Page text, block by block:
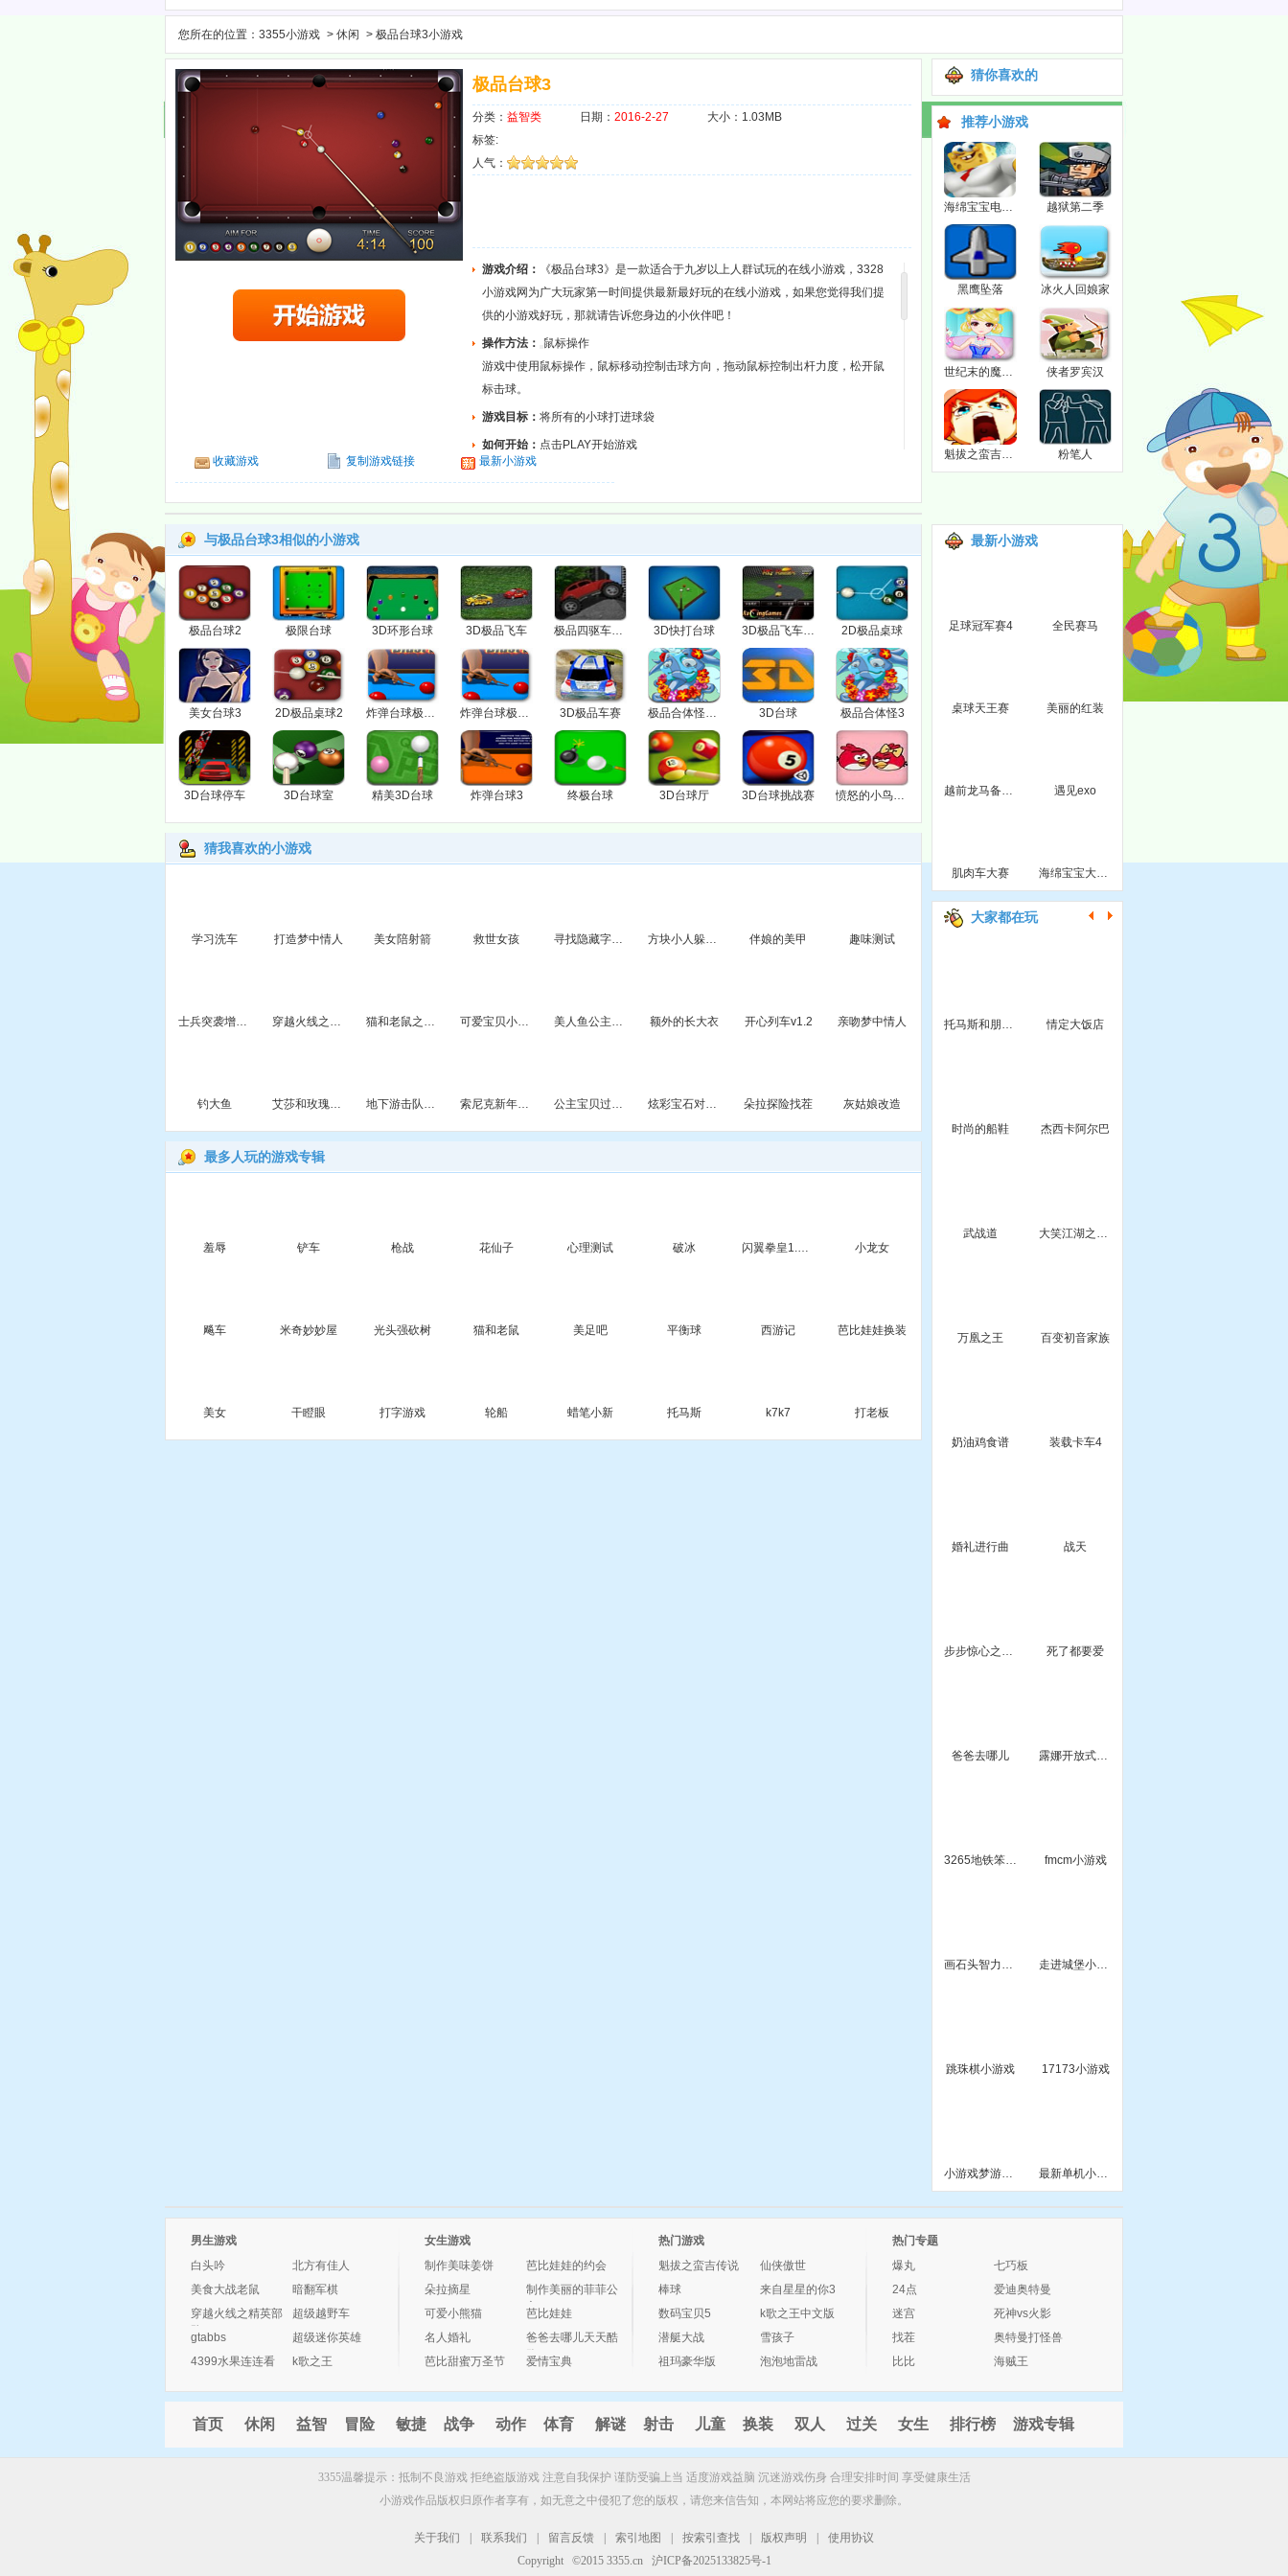
您所在的位置： 3355小游戏 > 休闲 > 极品台球3小游戏
极品台球3
分类： 益智类 日期： 2016-2-27
大小：1.03MB
标签:
人气：
游戏介绍：
《极品台球3》是一款适合于九岁以上人群试玩的在线小游戏，3328
小游戏网为广大玩家第一时间提供最新最好玩的在线小游戏，如果您觉得我们提
供的小游戏好玩，那就请告诉您身边的小伙伴吧！
操作方法：
鼠标操作
游戏中使用鼠标操作，鼠标移动控制击球方向，拖动鼠标控制出杆力度，松开鼠
标击球。
游戏目标： 将所有的小球打进球袋
如何开始： 点击PLAY开始游戏
收藏游戏
复制游戏链接 最新小游戏
猜你喜欢的
推荐小游戏
海绵宝宝电影找东西 越狱第二季
黑鹰坠落 冰火人回娘家
世纪末的魔术师 侠者罗宾汉
魁拔之蛮吉传说 粉笔人
与极品台球3相似的小游戏
极品台球2 极限台球 3D环形台球 3D极品飞车 极品四驱车3无敌版 3D快打台球 3D极品飞车中文版 2D极品桌球
美女台球3 2D极品桌球2 炸弹台球极端版中文版 炸弹台球极端版 3D极品车赛 极品合体怪3关卡全开版 3D台球 极品合体怪3
3D台球停车 3D台球室 精美3D台球 炸弹台球3 终极台球 3D台球厅 3D台球挑战赛 愤怒的小鸟炮弹球3
猜我喜欢的小游戏
学习洗车 打造梦中情人 美女陪射箭 救世女孩 寻找隐藏字母27 方块小人躲锤子 伴娘的美甲 趣味测试
士兵突袭增强无敌版 穿越火线之精英部队 猫和老鼠之崔弟的拯救历险 可爱宝贝小兽医 美人鱼公主美发 额外的长大衣 开心列车v1.2 亲吻梦中情人
钓大鱼 艾莎和玫瑰宝宝做煎饼 地下游击队2变态版 索尼克新年跳跃 公主宝贝过生日 炫彩宝石对对碰 朵拉探险找茬 灰姑娘改造
最多人玩的游戏专辑
羞辱 铲车 枪战 花仙子 心理测试 破冰 闪翼拳皇1.8无敌版 小龙女
飚车 米奇妙妙屋 光头强砍树 猫和老鼠 美足吧 平衡球 西游记 芭比娃娃换装
美女 干瞪眼 打字游戏 轮船 蜡笔小新 托马斯 k7k7 打老板
最新小游戏
足球冠军赛4 全民赛马
桌球天王赛 美丽的红装
越前龙马备战全国赛 遇见exo
肌肉车大赛 海绵宝宝大电影找数字
大家都在玩
托马斯和朋友鸣汽笛 情定大饭店
时尚的船鞋 杰西卡阿尔巴
武战道 大笑江湖之巧奔妙逃
万凰之王 百变初音家族
奶油鸡食谱 装载卡车4
婚礼进行曲 战天
步步惊心之若曦换装 死了都要爱
爸爸去哪儿 露娜开放式厨房
3265地铁笨蛋5小游戏 fmcm小游戏
画石头智力小游戏 走进城堡小游戏2
跳珠棋小游戏 17173小游戏
小游戏梦游先生2三关 最新单机小游戏2013
男生游戏
白头吟
北方有佳人
美食大战老鼠
暗翻军棋
穿越火线之精英部
队
超级越野车
gtabbs
超级迷你英雄
4399水果连连看
k歌之王
女生游戏
制作美味姜饼
芭比娃娃的约会
朵拉摘星
制作美丽的菲菲公
主
可爱小熊猫
芭比娃娃
名人婚礼
爸爸去哪儿天天酷
跑
芭比甜蜜万圣节 爱情宝典
热门游戏
魁拔之蛮吉传说
仙侠傲世
棒球
来自星星的你3
数码宝贝5
k歌之王中文版
潜艇大战
雪孩子
祖玛豪华版
泡泡地雷战
热门专题
爆丸
七巧板
24点
爱迪奥特曼
迷宫
死神vs火影
找茬
奥特曼打怪兽
比比
海贼王
首页 休闲 益智 冒险 敏捷 战争 动作 体育 解谜 射击 儿童 换装 双人 过关 女生 排行榜 游戏专辑
3355温馨提示：抵制不良游戏 拒绝盗版游戏 注意自我保护 谨防受骗上当 适度游戏益脑 沉迷游戏伤身 合理安排时间 享受健康生活
小游戏作品版权归原作者享有，如无意之中侵犯了您的版权，请您来信告知，本网站将应您的要求删除。
关于我们 联系我们 留言反馈 索引地图 按索引查找 版权声明
使用协议
Copyright ©2015 3355.cn 沪ICP备2025133825号-1